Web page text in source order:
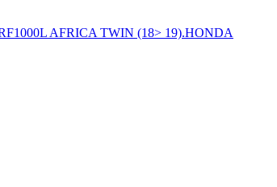
AFRICA TWIN (18> 19).HONDA